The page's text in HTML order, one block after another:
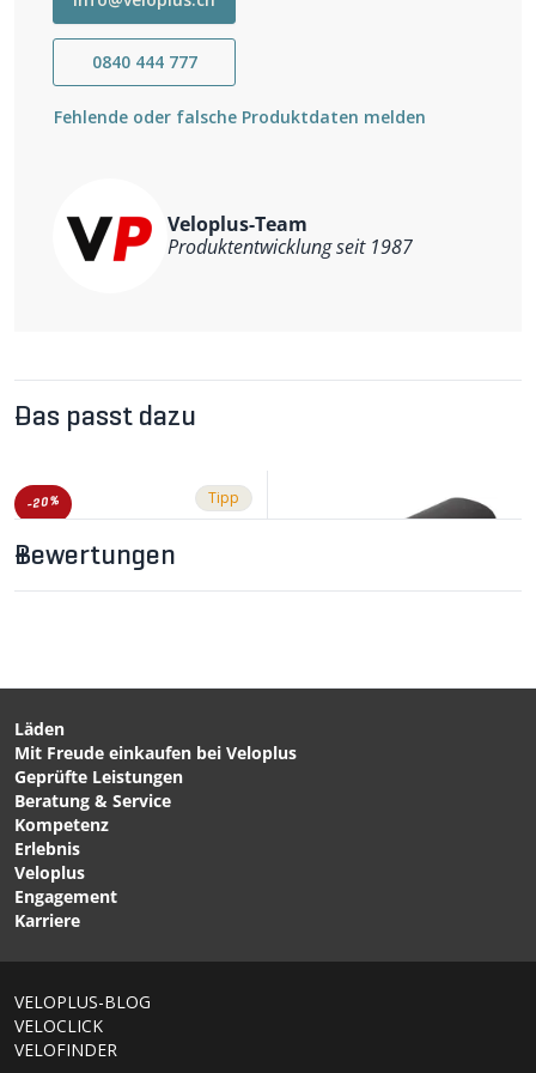
0840 444 777
Fehlende oder falsche Produktdaten melden
Veloplus-Team
Produktentwicklung seit 1987
Das passt dazu
-20% Tipp
CHF 79.90 CHF 99.90
APOLLO 1200
Scheinwerfer / schwarz /
1200 Lumen, USB-C von
VELOPLUS SWISS DESIGN
CHF 59.90
Bewertungen
Läden
Mit Freude einkaufen bei Veloplus
Geprüfte Leistungen
Beratung & Service
Kompetenz
Erlebnis
Veloplus
Engagement
Karriere
VELOPLUS-BLOG
VELOCLICK
VELOFINDER